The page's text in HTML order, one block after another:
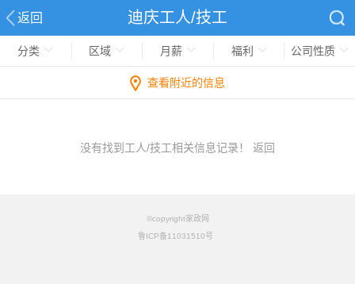
返回 迪庆工人/技工
分类 区域 月薪 福利 公司性质
查看附近的信息
没有找到工人/技工相关信息记录！ 返回
©copyright家政网
鲁ICP备11031510号